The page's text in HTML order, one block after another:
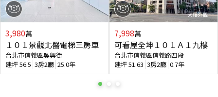
3,980萬
１０１景觀北醫電梯三房車
台北市信義區吳興街
建坪56.5 3房2廳 25.0年
7,998萬
可看屋全坤１０１Ａ１九樓
台北市信義區信義路四段
建坪51.63 3房2廳 0.7年